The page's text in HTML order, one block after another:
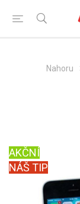
Nahoru
NÁŠ TIP
AKČNÍ